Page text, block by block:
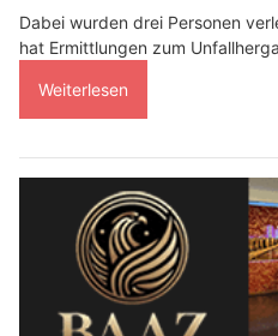
Dabei wurden drei Personen
hat Ermittlungen zum
Weiterlesen